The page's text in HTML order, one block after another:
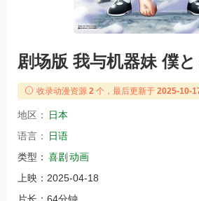
剧场版 我与机器妹 僕
收录动漫资源 2 个，最后更新于 2025-10-
地区：
日本
语言：
日语
类型： 喜剧动画
上映： 2025-04-18
片长： 64分钟